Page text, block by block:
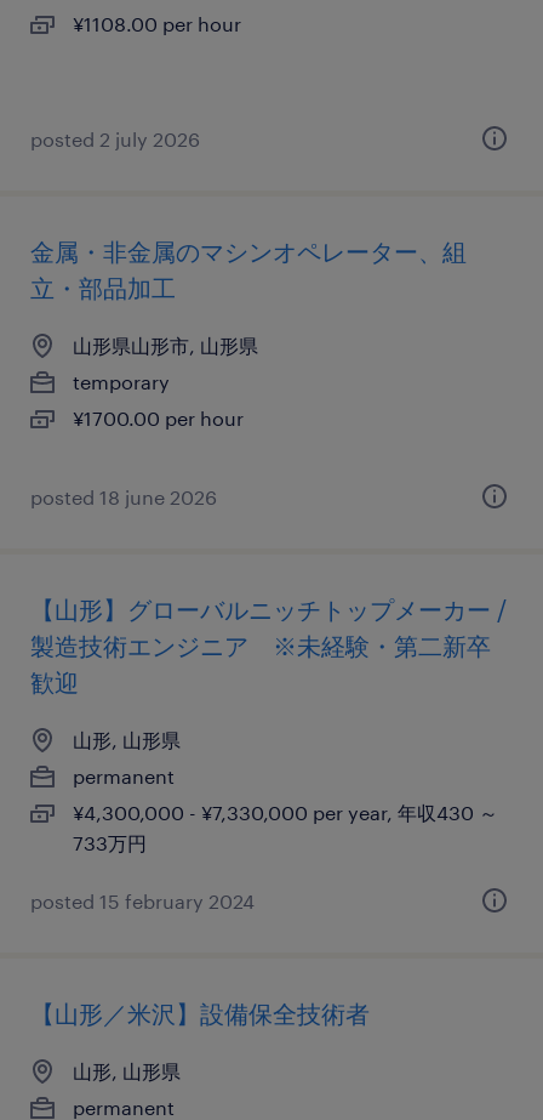
¥1108.00 per hour
posted 2 july 2026
金属・非金属のマシンオペレーター、組
立・部品加工
山形県山形市, 山形県
temporary
¥1700.00 per hour
posted 18 june 2026
【山形】グローバルニッチトップメーカー /
製造技術エンジニア ※未経験・第二新卒
歓迎
山形, 山形県
permanent
¥4,300,000 - ¥7,330,000 per year, 年収430 ～
733万円
posted 15 february 2024
【山形／米沢】設備保全技術者
山形, 山形県
permanent